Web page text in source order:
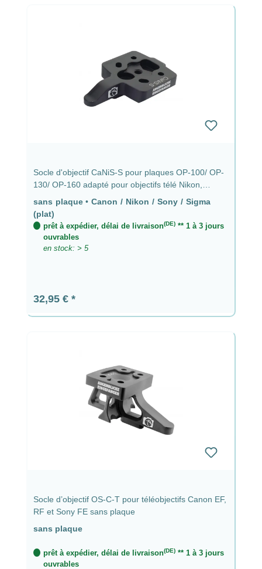
Socle d'objectif CaNiS-S pour plaques OP-100/ OP-
130/ OP-160 adapté pour objectifs télé Nikon,
Canon, Sony & Sigma sans plaque - CaNiS-S (plat)
sans plaque • Canon / Nikon / Sony / Sigma
(plat)
prêt à expédier, délai de livraison(DE)** 1 à 3 jours
ouvrables
en stock: > 5
Prix régulier :
32,95 €
Socle d’objectif OS-C-T pour téléobjectifs Canon EF,
RF et Sony FE sans plaque
sans plaque
prêt à expédier, délai de livraison(DE)** 1 à 3 jours
ouvrables